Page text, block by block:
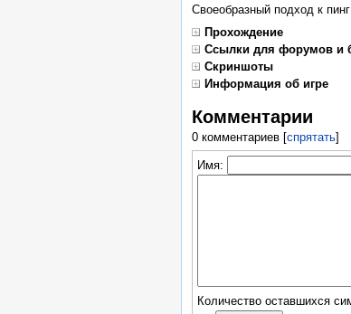
Своеобразный подход к
Прохождение
Ссылки для форумов и
Скриншоты
Информация об игре
Комментарии
0 комментариев[спрятать]
Имя:
Количество оставшихся